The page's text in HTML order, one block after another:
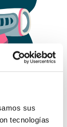
sus
tecnologías